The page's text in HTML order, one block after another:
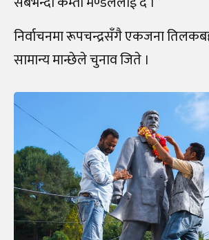
निर्वाचनमा रूपचन्द्रसँगै एकजना
सामान्य मान्छेले चुनाव जिते ।